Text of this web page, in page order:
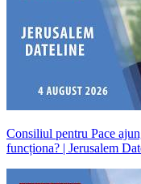
Consiliul pentru Pace
funcționa? | Jerusalem